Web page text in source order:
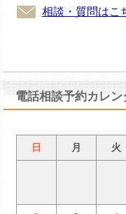
相談・質問はこ
電話相談予約カレン
日
月 火